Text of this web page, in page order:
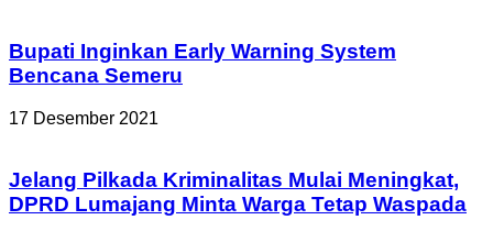
Bupati Inginkan Early Warning System
Bencana Semeru
17 Desember 2021
Jelang Pilkada Kriminalitas Mulai Meningkat,
DPRD Lumajang Minta Warga Tetap Waspada